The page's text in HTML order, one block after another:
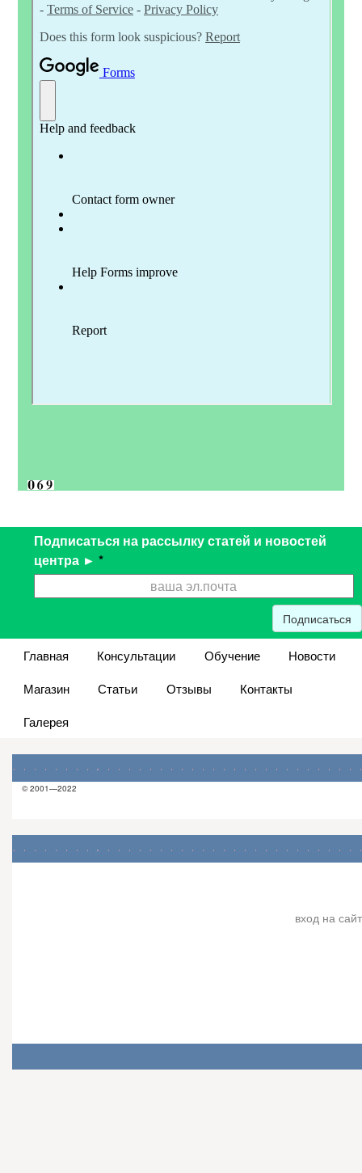
Подписаться на рассылку статей и новостей
центра ► *
Подписаться
Главная Консультации Обучение
Новости
Магазин
Статьи Отзывы
Контакты
Галерея
© 2001—2022
вход на сайт